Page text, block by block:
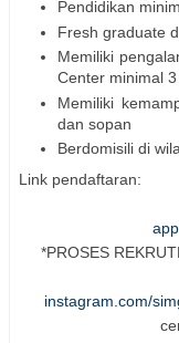
Pendidikan
Fresh graduate
Memiliki
Center minimal
Memiliki
dan sopan
Berdomisili di
Link pendaftaran:
*PROSES
instagram.com/